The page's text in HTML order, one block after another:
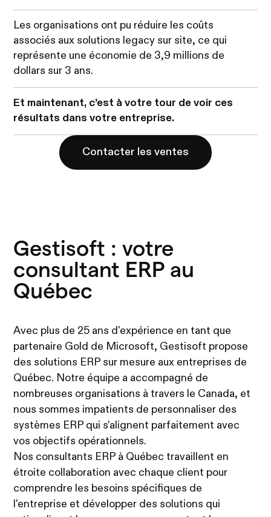
Les organisations ont pu réduire les coûts
associés aux solutions legacy sur site, ce qui
représente une économie de 3,9 millions de
dollars sur 3 ans.
Et maintenant, c’est à votre tour de voir ces
résultats dans votre entreprise.
Contacter les ventes
Gestisoft : votre
consultant ERP au
Québec
Avec plus de 25 ans d'expérience en tant que
partenaire Gold de Microsoft, Gestisoft propose
des solutions ERP sur mesure aux entreprises de
Québec. Notre équipe a accompagné de
nombreuses organisations à travers le Canada, et
nous sommes impatients de personnaliser des
systèmes ERP qui s'alignent parfaitement avec
vos objectifs opérationnels.
Nos consultants ERP à Québec travaillent en
étroite collaboration avec chaque client pour
comprendre les besoins spécifiques de
l'entreprise et développer des solutions qui